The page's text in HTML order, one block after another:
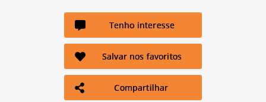
Tenho interesse
Salvar nos favoritos
Compartilhar